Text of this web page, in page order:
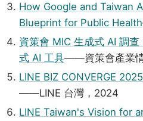
How Google and Taiwan
Blueprint for Public Health
資策會 MIC 生成式 AI 調
式 AI 工具——資策會產業
LINE BIZ CONVERGE
——LINE 台灣，2024
LINE Taiwan's Vision for